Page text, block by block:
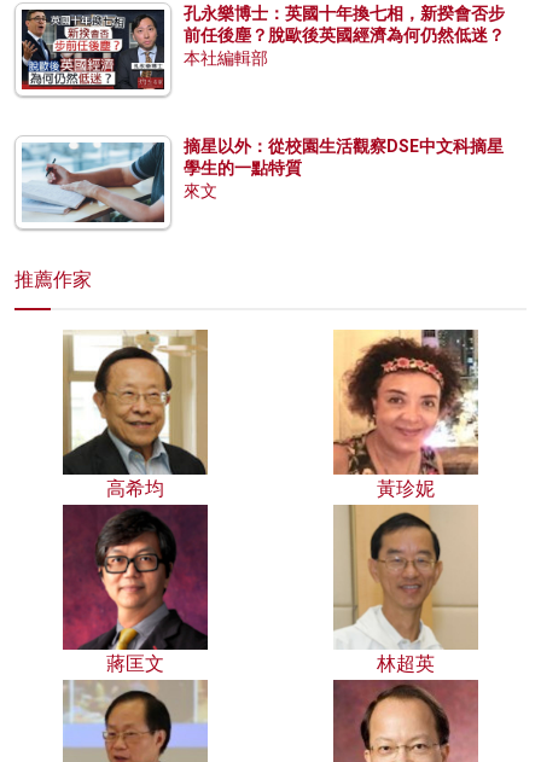
孔永樂博士：英國十年換七相，新揆會否步
前任後塵？脫歐後英國經濟為何仍然低迷？
本社編輯部
摘星以外：從校園生活觀察DSE中文科摘星
學生的一點特質
來文
推薦作家
高希均 黃珍妮
蔣匡文 林超英